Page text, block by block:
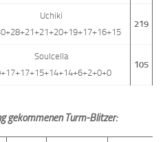
Uchiki
219
Soulcella
105
gekommenen Turm-Blitzer: